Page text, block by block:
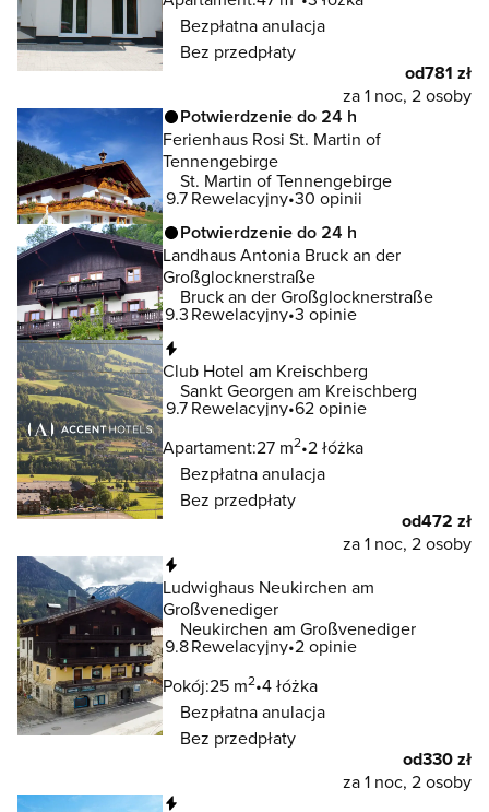
Bezpłatna anulacja
Bez przedpłaty
od781 zł
za 1 noc, 2 osoby
Potwierdzenie do 24 h
Ferienhaus Rosi St. Martin of
Tennengebirge
St. Martin of Tennengebirge
9.7Rewelacyjny 30 opinii
Potwierdzenie do 24 h
Landhaus Antonia Bruck an der
Großglocknerstraße
Bruck an der Großglocknerstraße
9.3Rewelacyjny 3 opinie
Club Hotel am Kreischberg
Sankt Georgen am Kreischberg
9.7Rewelacyjny 62 opinie
Apartament:27 m2 2 łóżka
Bezpłatna anulacja
Bez przedpłaty
od472 zł
za 1 noc, 2 osoby
Ludwighaus Neukirchen am
Großvenediger
Neukirchen am Großvenediger
9.8Rewelacyjny 2 opinie
Pokój:25 m2 4 łóżka
Bezpłatna anulacja
Bez przedpłaty
od330 zł
za 1 noc, 2 osoby